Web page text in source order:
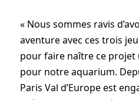
« Nous sommes ravis
aventure avec ces trois
pour faire naître ce projet
pour notre aquarium.
Paris Val d’Europe est